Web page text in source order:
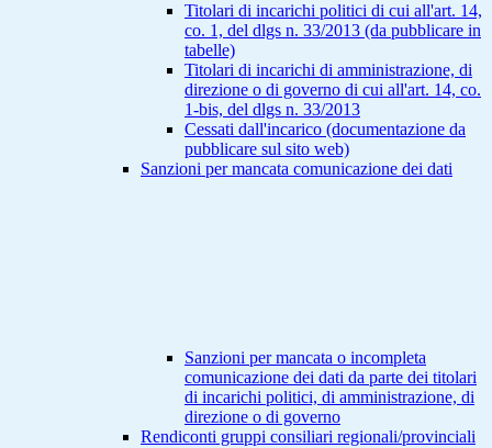
Titolari di incarichi politici di cui all'art. 14,
co. 1, del dlgs n. 33/2013 (da pubblicare in
tabelle)
Titolari di incarichi di amministrazione, di
direzione o di governo di cui all'art. 14, co.
1-bis, del dlgs n. 33/2013
Cessati dall'incarico (documentazione da
pubblicare sul sito web)
Sanzioni per mancata comunicazione dei dati
Sanzioni per mancata o incompleta
comunicazione dei dati da parte dei titolari
di incarichi politici, di amministrazione, di
direzione o di governo
Rendiconti gruppi consiliari regionali/provinciali